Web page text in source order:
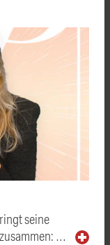
seine
…